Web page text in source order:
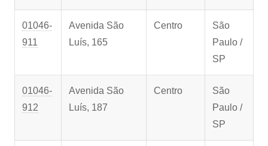
01046-
911
Avenida São
Luís, 165
Centro
São
Paulo /
SP
01046-
912
Avenida São
Luís, 187
Centro
São
Paulo /
SP